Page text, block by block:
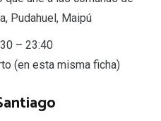
Pudahuel, Maipú
– 23:40
(en esta misma ficha)